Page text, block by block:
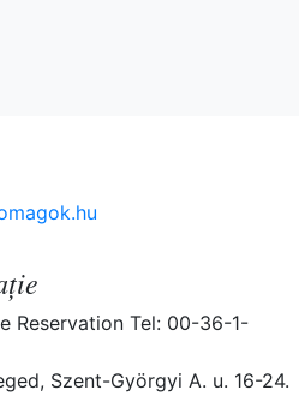
Reservation Tel: 00-36-1-
Szent-Györgyi A. u. 16-24.